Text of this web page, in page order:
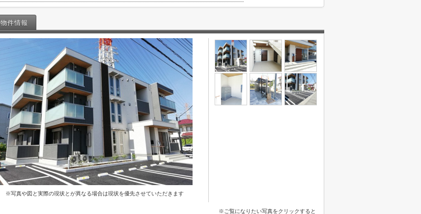
物件情報
※写真や図と実際の現状とが異なる場合は現状を優先させていただきます
※ご覧になりたい写真をクリックすると